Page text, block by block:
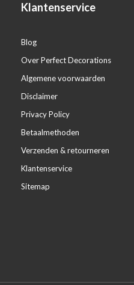
Klantenservice
Blog
Over Perfect Decorations
Algemene voorwaarden
Disclaimer
Privacy Policy
Betaalmethoden
Verzenden & retourneren
Klantenservice
Sitemap